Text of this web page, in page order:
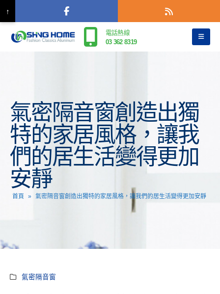
電話熱線
03 362 8319
氣密隔音窗創造出獨
特的家居風格，讓我
們的居生活變得更加
安靜
首頁 » 氣密隔音窗創造出獨特的家居風格，讓我們的居生活變得更加安靜
氣密隔音窗
↑